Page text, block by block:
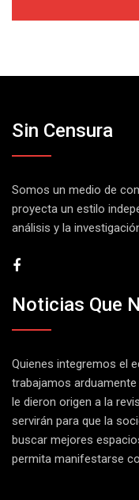
Sin Censura
Somos un medio de
proyecta un estilo
análisis y la
Noticias Que
Quienes integremos el
trabajamos
le dieron origen a la
servirán para que la
buscar mejores
permita manifestarse